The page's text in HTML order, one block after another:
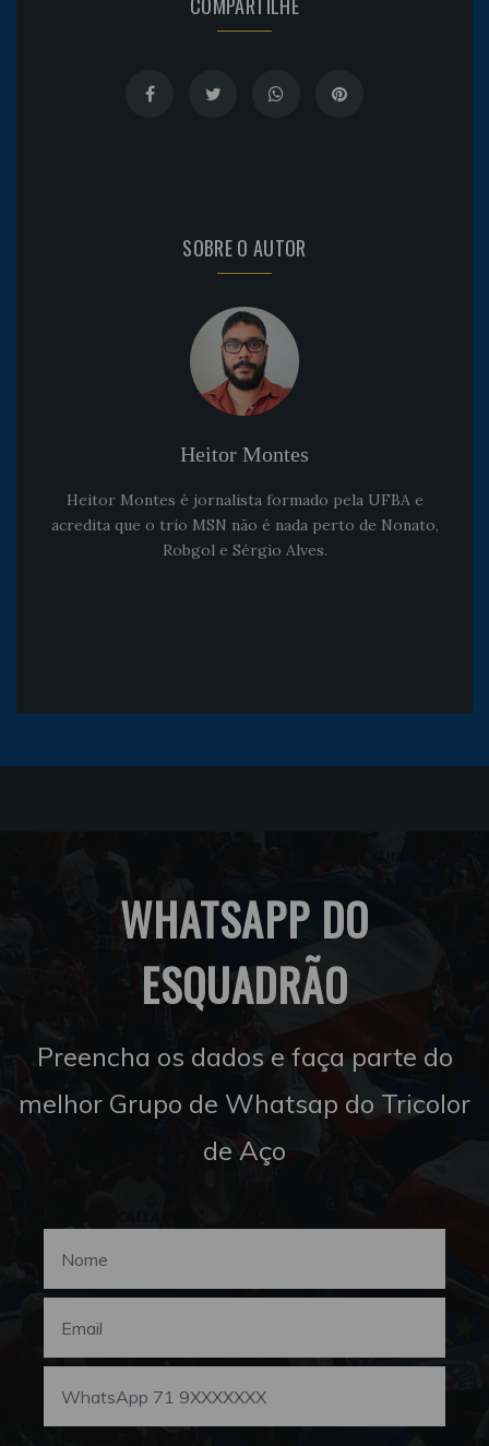
SOBRE O AUTOR
Heitor Montes
Heitor Montes é jornalista formado pela UFBA e
acredita que o trio MSN não é nada perto de Nonato,
Robgol e Sérgio Alves.
WHATSAPP DO
ESQUADRÃO
Preencha os dados e faça parte do
melhor Grupo de Whatsap do Tricolor
de Aço